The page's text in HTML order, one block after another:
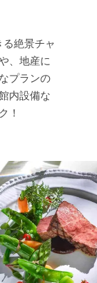
絶景チャ
、地産に
プランの
内設備な
！